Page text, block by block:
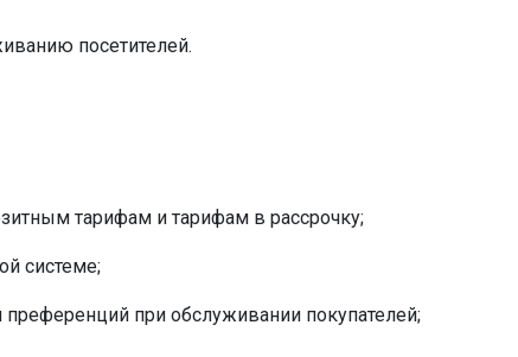
посетителей.
тарифам и тарифам в рассрочку;
системе;
при обслуживании покупателей;